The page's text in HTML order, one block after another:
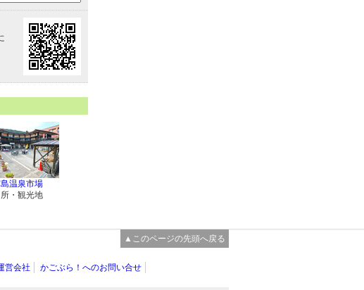
温泉市場
・観光地
▲このページの先頭へ戻る
営会社 かごぶら！へのお問い合せ